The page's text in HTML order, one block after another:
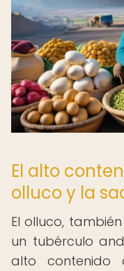
El alto
olluco y la
El olluco,
un tubérculo
alto